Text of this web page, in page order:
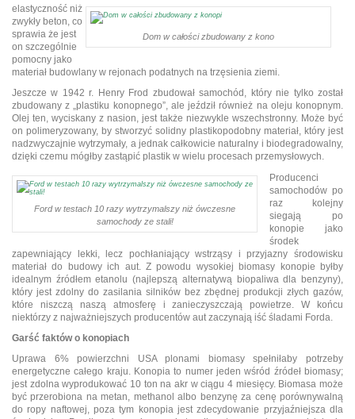
Dom w całości zbudowany z kono
elastyczność niż
zwykły beton, co
sprawia że jest
on szczególnie
pomocny jako
materiał budowlany w rejonach podatnych na trzęsienia ziemi.
Jeszcze w 1942 r. Henry Frod zbudował samochód, który nie tylko został
zbudowany z „plastiku konopnego”, ale jeździł również na oleju konopnym.
Olej ten, wyciskany z nasion, jest także niezwykle wszechstronny. Może być
on polimeryzowany, by stworzyć solidny plastikopodobny materiał, który jest
nadzwyczajnie wytrzymały, a jednak całkowicie naturalny i biodegradowalny,
dzięki czemu mógłby zastąpić plastik w wielu procesach przemysłowych.
Ford w testach 10 razy wytrzymalszy niż ówczesne
samochody ze stali!
Producenci
samochodów po
raz kolejny
siegają po
konopie jako
środek
zapewniający lekki, lecz pochłaniający wstrząsy i przyjazny środowisku
materiał do budowy ich aut. Z powodu wysokiej biomasy konopie byłby
idealnym źródłem etanolu (najlepszą alternatywą biopaliwa dla benzyny),
który jest zdolny do zasilania silników bez zbędnej produkcji złych gazów,
które niszczą naszą atmosferę i zanieczyszczają powietrze. W końcu
niektórzy z najważniejszych producentów aut zaczynają iść śladami Forda.
Garść faktów o konopiach
Uprawa 6% powierzchni USA plonami biomasy spełniłaby potrzeby
energetyczne całego kraju. Konopia to numer jeden wśród źródeł biomasy;
jest zdolna wyprodukować 10 ton na akr w ciągu 4 miesięcy. Biomasa może
być przerobiona na metan, methanol albo benzynę za cenę porównywalną
do ropy naftowej, poza tym konopia jest zdecydowanie przyjaźniejsza dla